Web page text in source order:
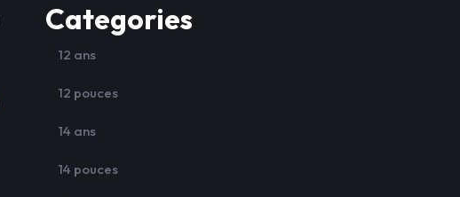
Categories
12 ans
12 pouces
14 ans
14 pouces